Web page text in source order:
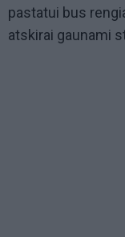
pastatui bus
atskirai gaunami